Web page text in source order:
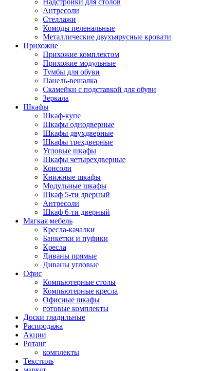
Надстройки для столов
Антресоли
Стеллажи
Комоды пеленальные
Металлические двухъярусные кровати
Прихожие
Прихожие комплектом
Прихожие модульные
Тумбы для обуви
Панель-вешалка
Скамейки с подставкой для обуви
Зеркала
Шкафы
Шкаф-купе
Шкафы однодверные
Шкафы двухдверные
Шкафы трехдверные
Угловые шкафы
Шкафы четырехдверные
Консоли
Книжные шкафы
Модульные шкафы
Шкаф 5-ти дверный
Антресоли
Шкаф 6-ти дверный
Мягкая мебель
Кресла-качалки
Банкетки и пуфики
Кресла
Диваны прямые
Диваны угловые
Офис
Компьютерные столы
Компьютерные кресла
Офисные шкафы
готовые комплекты
Доски гладильные
Распродажа
Акции
Ротанг
комплекты
Текстиль